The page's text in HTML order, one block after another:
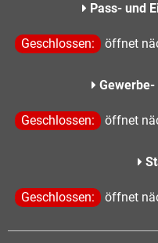
Pass- und
Klicken, um weitere
Geschlossen: öffnet
Klicken, um weitere
Geschlossen: öffnet
Klicken, um weitere
Geschlossen: öffnet